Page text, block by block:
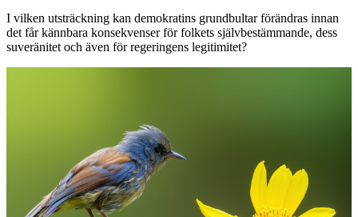
I vilken utsträckning kan demokratins grundbultar förändras innan
det får kännbara konsekvenser för folkets självbestämmande, dess
suveränitet och även för regeringens legitimitet?